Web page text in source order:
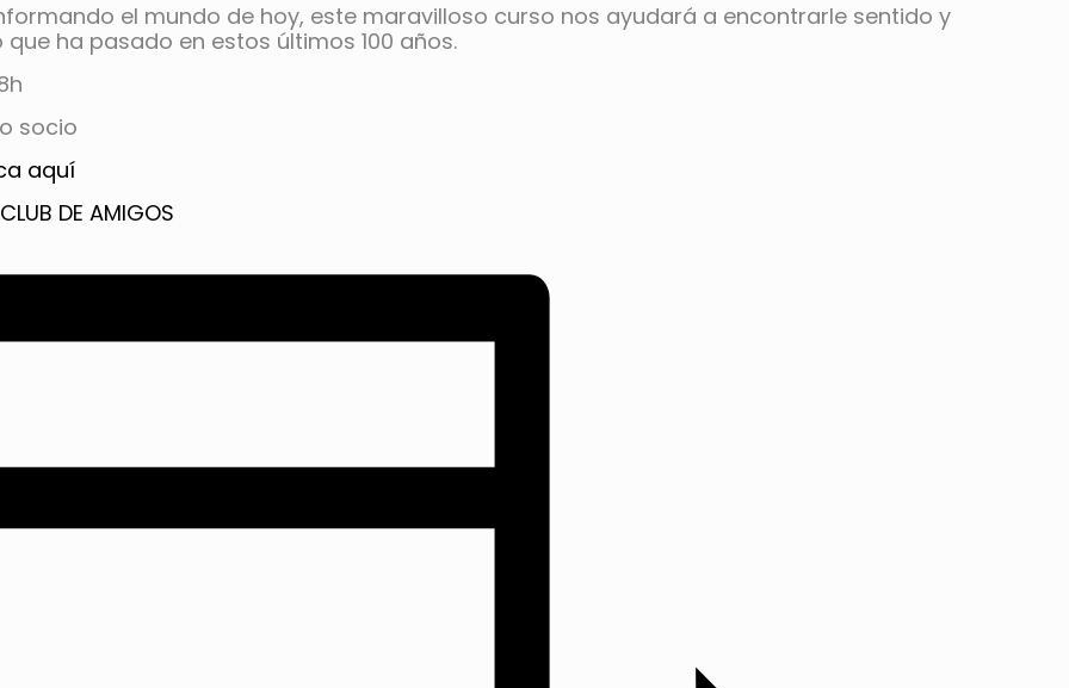
el mundo de hoy, este maravilloso curso nos ayudará a encontrarle sentido y
ha pasado en estos últimos 100 años.
socio
aquí
DE AMIGOS